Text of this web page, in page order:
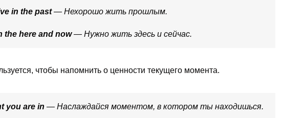
in the past— Нехорошо жить прошлым.
the here and now— Нужно жить здесь и сейчас.
чтобы напомнить о ценности текущего момента.
you are in — Наслаждайся моментом, в котором ты находишься.